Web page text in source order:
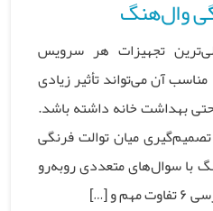
وال‌هنگ
تجهیزات هر سرویس
آن می‌تواند تأثیر زیادی
بهداشت خانه داشته باشد.
میان توالت فرنگی
با سوال‌های متعددی روبه‌رو
و […]